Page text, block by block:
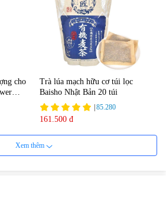
cho
Trà lúa mạch hữu cơ túi lọc
Baisho Nhật Bản 20 túi
85.280
161.500 đ
Xem thêm